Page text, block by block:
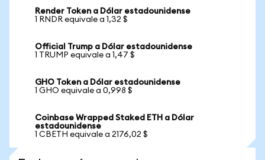
Render Token a Dólar estadounidense
1 RNDR equivale a 1,32 $
Official Trump a Dólar estadounidense
1 TRUMP equivale a 1,47 $
GHO Token a Dólar estadounidense
1 GHO equivale a 0,998 $
Coinbase Wrapped Staked ETH a Dólar
estadounidense
1 CBETH equivale a 2176,02 $